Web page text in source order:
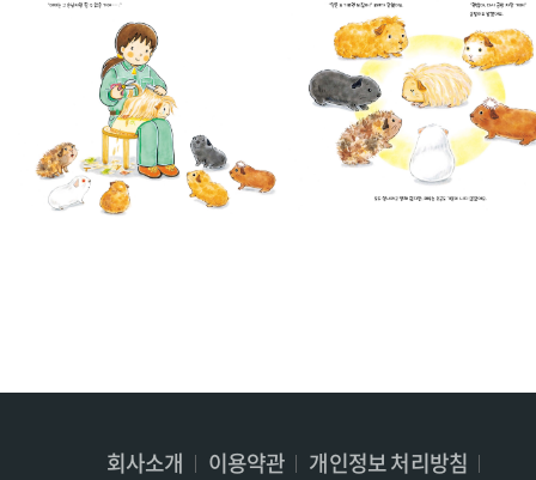
회사소개 이용약관
개인정보 처리방침